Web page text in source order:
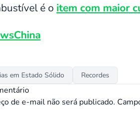
é o item com maior
em Estado Sólido Recordes
de e-mail não será publicado.